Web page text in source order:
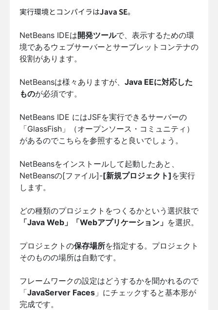
実行環境とコンパイラはJava SE。
NetBeans IDEは開発ツールで、表示するための環
境であるウェブサーバーとサーブレットコンテナの
役割があります。
NetBeansは様々ありますが、 Java EEに対応した
ものが必須です。
NetBeans IDE にはJSFを実行できるサーバーの
「GlassFish」（オープンソース・コミュニティ）
があるのでこちらを参照すると良いでしょう。
NetBeansをインストールして起動したあと、
NetBeansの[ファイル]-[新規プロジェクト] を実行
します。
どの種類のプロジェクトをつくるかという選択肢で
「Java Web」「Webアプリケーション」 を選択。
プロジェクトの保存場所を指定する。プロジェクト
そのものの場所は自動です。
フレームワークの設定はどうするかを聞かれるので
「JavaServer Faces 」にチェックすると基本形が
完成です。